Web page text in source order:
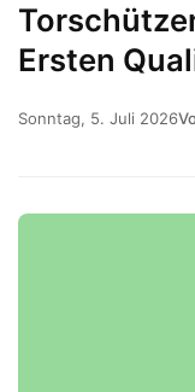
Ersten
Sonntag, 5. Juli 2026